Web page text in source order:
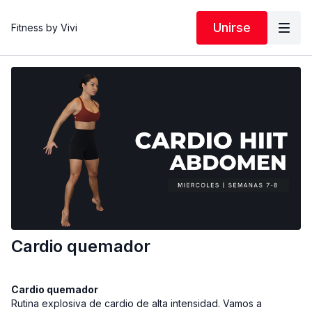
Fitness by Vivi Unirse
Cardio quemador
Cardio quemador
Rutina explosiva de cardio de alta intensidad. Vamos a